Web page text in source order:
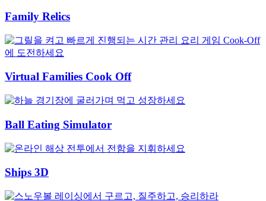
Family Relics
Virtual Families Cook Off
Ball Eating Simulator
Ships 3D